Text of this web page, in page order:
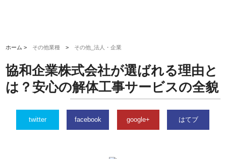
ホーム > その他業種 > その他_法人・企業
協和企業株式会社が選ばれる理由と
は？安心の解体工事サービスの全貌
twitter facebook google+ はてブ